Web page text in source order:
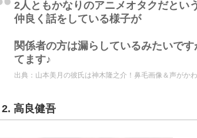
2人ともかなりのアニメオタクだとい
仲良く話をしている様子が
関係者の方は漏らしているみたいで
てます♪
出典： 山本美月の彼氏は神木隆之介！鼻毛画像＆声がか
2. 高良健吾